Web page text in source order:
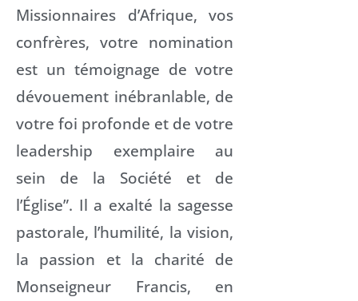
Missionnaires d’Afrique, vos
confrères, votre nomination
est un témoignage de votre
dévouement inébranlable, de
votre foi profonde et de votre
leadership exemplaire au
sein de la Société et de
l’Église”. Il a exalté la sagesse
pastorale, l’humilité, la vision,
la passion et la charité de
Monseigneur Francis, en